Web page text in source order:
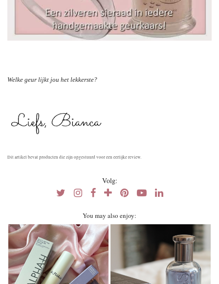
Welke geur lijkt jou het lekkerste?
Dit artikel bevat producten die zijn opgestuurd voor een eerlijke review.
Volg:
You may also enjoy: